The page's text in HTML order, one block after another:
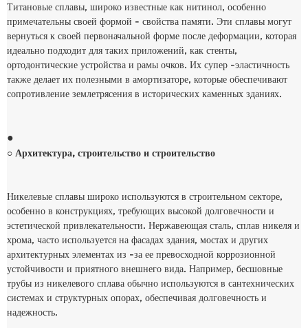
Титановые сплавы, широко известные как нитинол, особенно
примечательны своей формой - свойства памяти. Эти сплавы могут
вернуться к своей первоначальной форме после деформации, которая
идеально подходит для таких приложений, как стенты,
ортодонтические устройства и рамы очков. Их супер -эластичность
также делает их полезными в амортизаторе, которые обеспечивают
сопротивление землетрясения в исторических каменных зданиях.
●
○ Архитектура, строительство и строительство
Никелевые сплавы широко используются в строительном секторе,
особенно в конструкциях, требующих высокой долговечности и
эстетической привлекательности. Нержавеющая сталь, сплав никеля и
хрома, часто используется на фасадах здания, мостах и ​​других
архитектурных элементах из -за ее превосходной коррозионной
устойчивости и приятного внешнего вида. Например, бесшовные
трубы из никелевого сплава обычно используются в сантехнических
системах и структурных опорах, обеспечивая долговечность и
надежность.